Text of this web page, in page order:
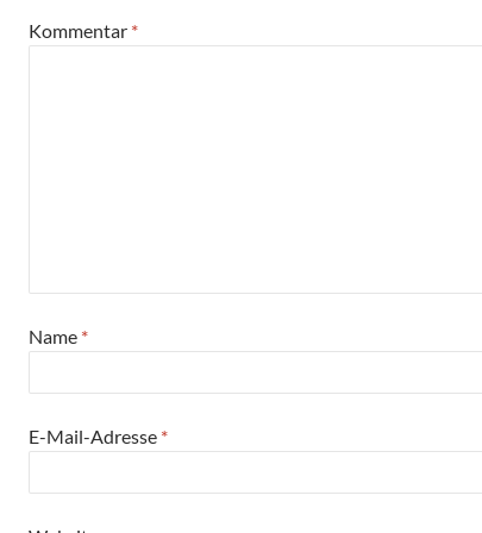
Kommentar *
Name *
E-Mail-Adresse *